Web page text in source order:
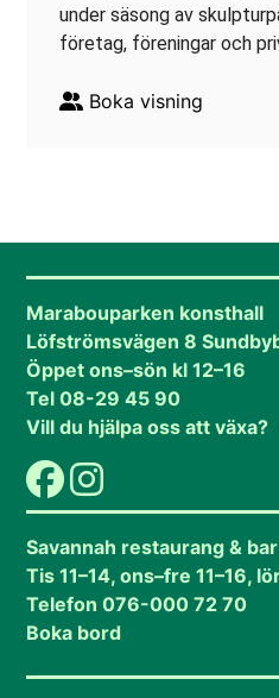
under säsong av
företag, föreningar och
Boka visning
Marabouparken konsthall
Löfströmsvägen 8
Öppet ons–sön kl 12–16
Tel 08-29 45 90
Vill du hjälpa oss att växa?
Savannah restaurang & bar
Tis 11–14, ons–fre 11–16,
Telefon 076-000 72 70
Boka bord